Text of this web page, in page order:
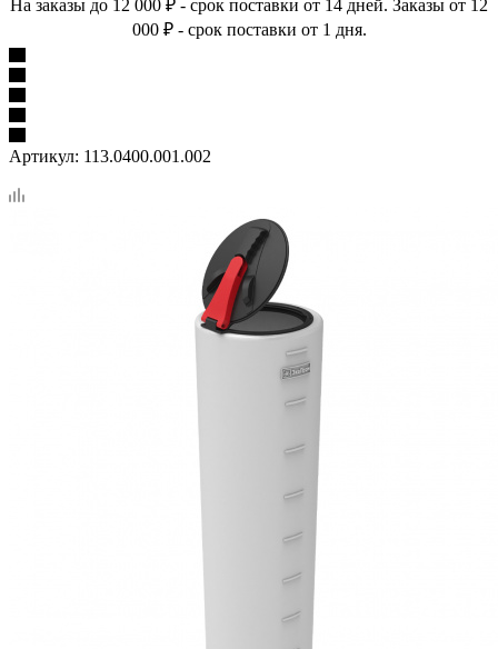
На заказы до 12 000 ₽ - срок поставки от 14 дней. Заказы от 12
000 ₽ - срок поставки от 1 дня.
Артикул: 113.0400.001.002